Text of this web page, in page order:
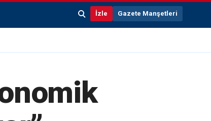
İzle Gazete Manşetleri